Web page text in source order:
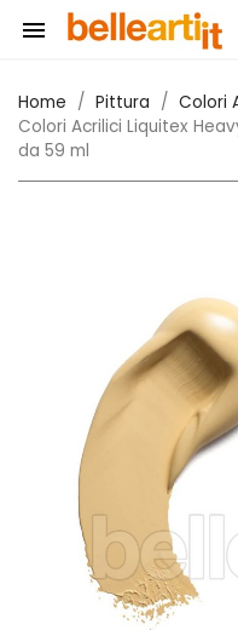

Home Pittura Colori
Colori Acrilici Liquitex
da 59 ml